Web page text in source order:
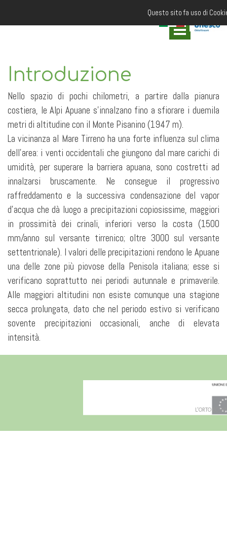
Questo sito fa uso di
Introduzione
Nello spazio di pochi chilometri, a partire dalla pianura
costiera, le Alpi Apuane s'innalzano fino a sfiorare i duemila
metri di altitudine con il Monte Pisanino (1947 m).
La vicinanza al Mare Tirreno ha una forte influenza sul clima
dell'area: i venti occidentali che giungono dal mare carichi di
umidità, per superare la barriera apuana, sono costretti ad
innalzarsi bruscamente. Ne consegue il progressivo
raffreddamento e la successiva condensazione del vapor
d'acqua che dà luogo a precipitazioni copiosissime, maggiori
in prossimità dei crinali, inferiori verso la costa (1500
mm/anno sul versante tirrenico; oltre 3000 sul versante
settentrionale). I valori delle precipitazioni rendono le Apuane
una delle zone più piovose della Penisola italiana; esse si
verificano soprattutto nei periodi autunnale e primaverile.
Alle maggiori altitudini non esiste comunque una stagione
secca prolungata, dato che nel periodo estivo si verificano
sovente precipitazioni occasionali, anche di elevata
intensità.
L'ORTO